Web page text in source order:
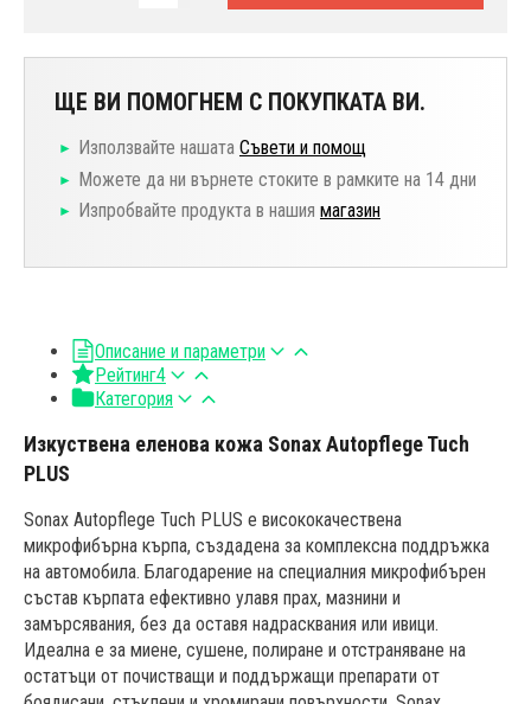
ЩЕ ВИ ПОМОГНЕМ С ПОКУПКАТА ВИ.
Използвайте нашата Съвети и помощ
Можете да ни върнете стоките в рамките на 14 дни
Изпробвайте продукта в нашия магазин
Описание и параметри
Рейтинг4
Категория
Изкуствена еленова кожа Sonax Autopflege Tuch
PLUS
Sonax Autopflege Tuch PLUS е висококачествена
микрофибърна кърпа, създадена за комплексна поддръжка
на автомобила. Благодарение на специалния микрофибърен
състав кърпата ефективно улавя прах, мазнини и
замърсявания, без да оставя надрасквания или ивици.
Идеална е за миене, сушене, полиране и отстраняване на
остатъци от почистващи и поддържащи препарати от